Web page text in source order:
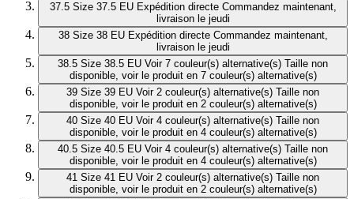
37.5 Size 37.5 EU Expédition directe Commandez maintenant,
livraison le jeudi
38 Size 38 EU Expédition directe Commandez maintenant,
livraison le jeudi
38.5 Size 38.5 EU Voir 7 couleur(s) alternative(s) Taille non
disponible, voir le produit en 7 couleur(s) alternative(s)
39 Size 39 EU Voir 2 couleur(s) alternative(s) Taille non
disponible, voir le produit en 2 couleur(s) alternative(s)
40 Size 40 EU Voir 4 couleur(s) alternative(s) Taille non
disponible, voir le produit en 4 couleur(s) alternative(s)
40.5 Size 40.5 EU Voir 4 couleur(s) alternative(s) Taille non
disponible, voir le produit en 4 couleur(s) alternative(s)
41 Size 41 EU Voir 2 couleur(s) alternative(s) Taille non
disponible, voir le produit en 2 couleur(s) alternative(s)